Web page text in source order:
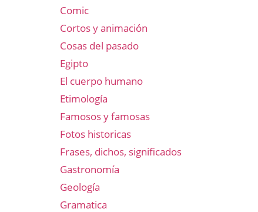
Comic
Cortos y animación
Cosas del pasado
Egipto
El cuerpo humano
Etimología
Famosos y famosas
Fotos historicas
Frases, dichos, significados
Gastronomía
Geología
Gramatica